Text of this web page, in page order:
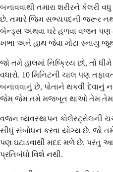
બનાવવાથી તમારા શરીરને કેલરી
છે. તમારે જિમ સભ્યપદની જરૂર
બેન્ડ્સ અથવા ઘરે હળવા વજન પણ
ખભા અને હાથ જેવા મોટા સ્નાયુ
જો તમે હાલમાં નિષ્ક્રિય છો, તો
વધારો. 10 મિનિટની ચાલ પણ
બનાવવાનું છે, પોતાને થકવી દેવાનું
જેમ જેમ તમે મજબૂત થાઓ તેમ તેમ
વજન વ્યવસ્થાપન કોલેસ્ટ્રોલની
સીધું સંબોધન કરવા યોગ્ય છે. જો તમે
પણ ઘટાડવાથી મદદ મળે છે. પરંતુ
પ્રતિબંધો વિશે નથી.